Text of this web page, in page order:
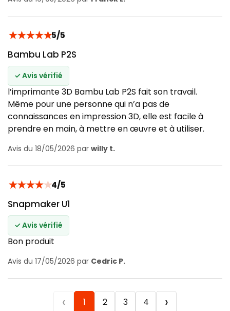
★★★★★5/5
Bambu Lab P2S
✓ Avis vérifié
l’imprimante 3D Bambu Lab P2S fait son travail.
Même pour une personne qui n’a pas de
connaissances en impression 3D, elle est facile à
prendre en main, à mettre en œuvre et à utiliser.
Avis du 18/05/2026 par willy t.
★★★★★4/5
Snapmaker U1
✓ Avis vérifié
Bon produit
Avis du 17/05/2026 par Cedric P.
‹ 1 2 3 4 ›